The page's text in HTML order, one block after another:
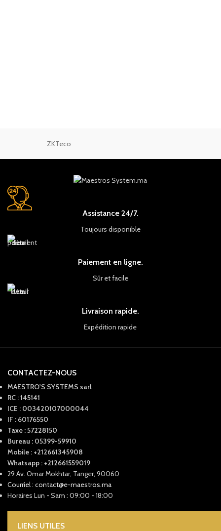
ZKTeco
Assistance 24/7.
Toujours disponible
Paiement en ligne.
Sûr et facile
Livraison rapide.
Expédition rapide
CONTACTEZ-NOUS
MAESTRO'S SYSTEMS sarl
RC : 145141
ICE : 003420107000044
IF : 60176550
Taxe : 57228150
Bureau : 05399-59910
Mobile : +212661345908
Whatsapp : +212661559019
29 Av. Omar Mokhtar, Tanger, 90060
Courriel : contact@e-maestros.ma
Horaires Lun - Sam : 09:00 - 18:00
LIENS UTILES